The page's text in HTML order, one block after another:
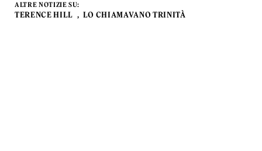
ALTRE NOTIZIE SU:
TERENCE HILL LO CHIAMAVANO TRINITÀ